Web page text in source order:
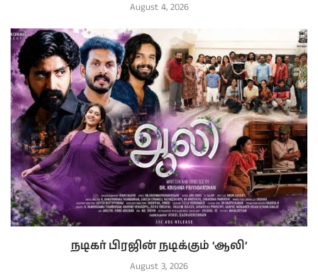
August 4, 2026
நடிகர் பிரஜின் நடிக்கும் ‘ஆலி’
August 3, 2026